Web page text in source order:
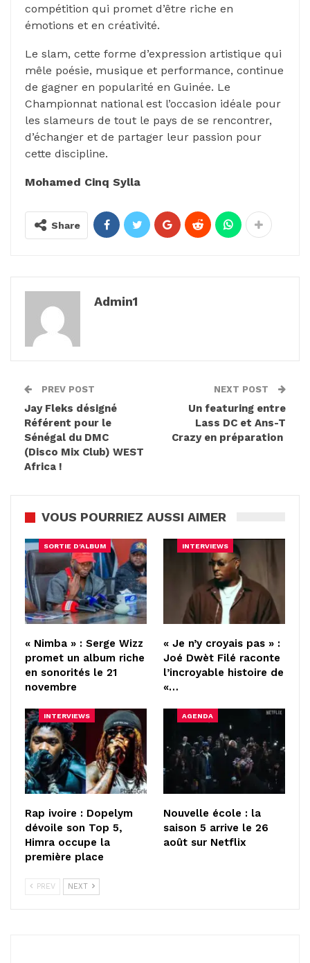
compétition qui promet d’être riche en
émotions et en créativité.
Le slam, cette forme d’expression artistique qui
mêle poésie, musique et performance, continue
de gagner en popularité en Guinée. Le
Championnat national est l’occasion idéale pour
les slameurs de tout le pays de se rencontrer,
d’échanger et de partager leur passion pour
cette discipline.
Mohamed Cinq Sylla
Share
Admin1
PREV POST
Jay Fleks désigné
Référent pour le
Sénégal du DMC
(Disco Mix Club) WEST
Africa !
NEXT POST
Un featuring entre
Lass DC et Ans-T
Crazy en préparation
VOUS POURRIEZ AUSSI AIMER
SORTIE D'ALBUM
« Nimba » : Serge Wizz
promet un album riche
en sonorités le 21
novembre
INTERVIEWS
« Je n’y croyais pas » :
Joé Dwèt Filé raconte
l’incroyable histoire de
«…
INTERVIEWS
Rap ivoire : Dopelym
dévoile son Top 5,
Himra occupe la
première place
AGENDA
Nouvelle école : la
saison 5 arrive le 26
août sur Netflix
PREV NEXT